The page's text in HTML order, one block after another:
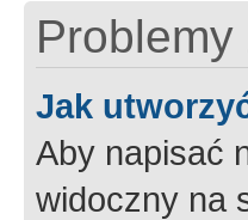
Jak
Aby napisać
widoczny na